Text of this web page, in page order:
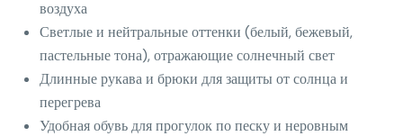
воздуха
Светлые и нейтральные оттенки (белый, бежевый,
пастельные тона), отражающие солнечный свет
Длинные рукава и брюки для защиты от солнца и
перегрева
Удобная обувь для прогулок по песку и неровным